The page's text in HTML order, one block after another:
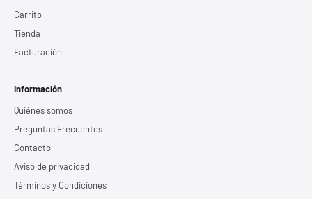
Carrito
Tienda
Facturación
Información
Quiénes somos
Preguntas Frecuentes
Contacto
Aviso de privacidad
Términos y Condiciones